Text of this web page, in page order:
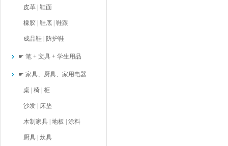
皮革 | 鞋面
橡胶 | 鞋底 | 鞋跟
成品鞋 | 防护鞋
☛ 笔 + 文具 + 学生用品
☛ 家具、厨具、家用电器
桌 | 椅 | 柜
沙发 | 床垫
木制家具 | 地板 | 涂料
厨具 | 炊具